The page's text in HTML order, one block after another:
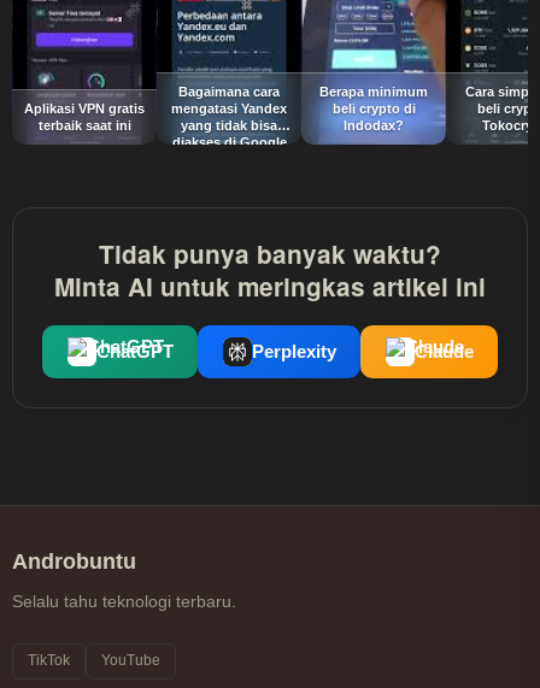
Aplikasi VPN gratis
terbaik saat ini
Bagaimana cara
mengatasi Yandex
yang tidak bisa
diakses di Google
Berapa minimum
beli crypto di
Indodax?
Cara
beli
Tidak punya banyak waktu?
Minta AI untuk meringkas artikel ini
ChatGPT Perplexity Claude
Androbuntu
Selalu tahu teknologi terbaru.
TikTok YouTube